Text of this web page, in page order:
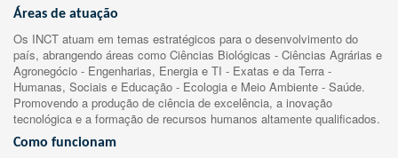
Áreas de atuação
Os INCT atuam em temas estratégicos para o desenvolvimento do
país, abrangendo áreas como Ciências Biológicas - Ciências Agrárias e
Agronegócio - Engenharias, Energia e TI - Exatas e da Terra -
Humanas, Sociais e Educação - Ecologia e Meio Ambiente - Saúde.
Promovendo a produção de ciência de excelência, a inovação
tecnológica e a formação de recursos humanos altamente qualificados.
Como funcionam